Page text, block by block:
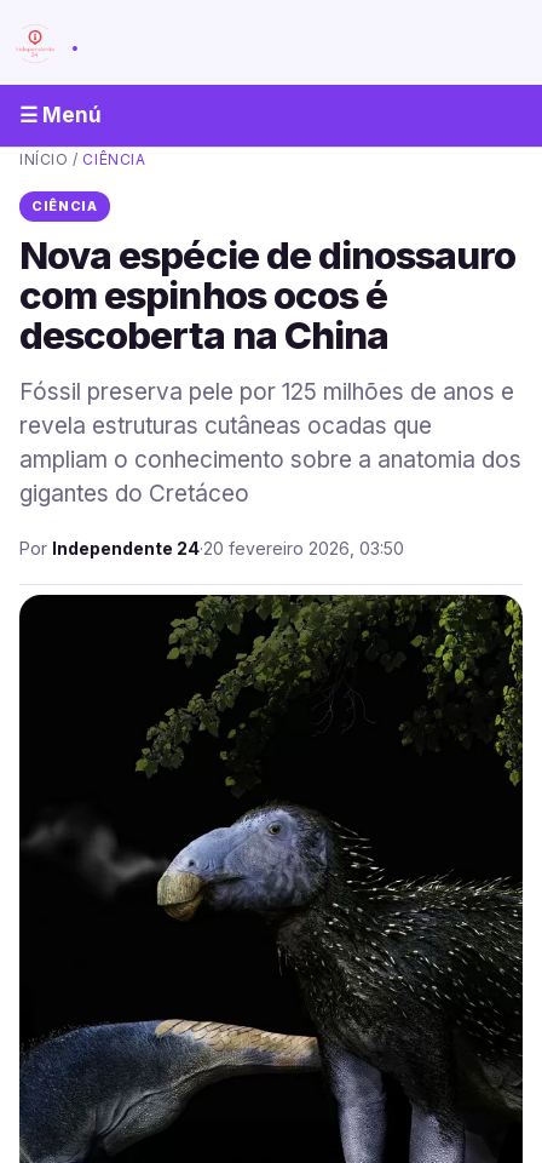
.
☰ Menú
INÍCIO / CIÊNCIA
CIÊNCIA
Nova espécie de dinossauro
com espinhos ocos é
descoberta na China
Fóssil preserva pele por 125 milhões de anos e
revela estruturas cutâneas ocadas que
ampliam o conhecimento sobre a anatomia dos
gigantes do Cretáceo
Por Independente 24·20 fevereiro 2026, 03:50